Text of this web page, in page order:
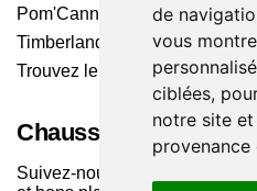
de
vous
ciblées,
notre site
provenance
Pom'Cannelle
Timberland
Trouvez le magasin le plus
Chaussuresonline
Suivez-nous sur les réseaux